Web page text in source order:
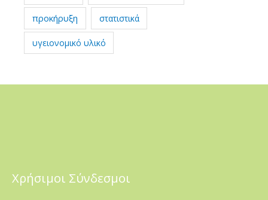
προκήρυξη στατιστικά
υγειονομικό υλικό
Χρήσιμοι Σύνδεσμοι